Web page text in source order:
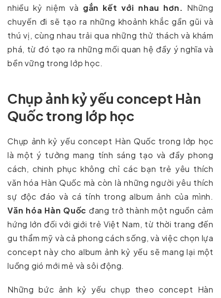
nhiều kỷ niệm và gắn kết với nhau hơn. Những
chuyến đi sẽ tạo ra những khoảnh khắc gần gũi và
thú vị, cùng nhau trải qua những thử thách và khám
phá, từ đó tạo ra những mối quan hệ đầy ý nghĩa và
bền vững trong lớp học.
Chụp ảnh kỷ yếu concept Hàn
Quốc trong lớp học
Chụp ảnh kỷ yếu concept Hàn Quốc trong lớp học
là một ý tưởng mang tính sáng tạo và đầy phong
cách, chinh phục không chỉ các bạn trẻ yêu thích
văn hóa Hàn Quốc mà còn là những người yêu thích
sự độc đáo và cá tính trong album ảnh của mình.
Văn hóa Hàn Quốc đang trở thành một nguồn cảm
hứng lớn đối với giới trẻ Việt Nam, từ thời trang đến
gu thẩm mỹ và cả phong cách sống, và việc chọn lựa
concept này cho album ảnh kỷ yếu sẽ mang lại một
luồng gió mới mẻ và sôi động.
Những bức ảnh kỷ yếu chụp theo concept Hàn